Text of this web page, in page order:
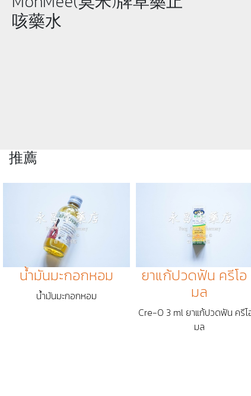
咳藥水
推薦
น้ำมันมะกอกหอม
น้ำมันมะกอกหอม
ยาแก้ปวดฟัน ครีโอ
มล
Cre-O 3 ml ยาแก้ปวดฟัน ครีโ
มล